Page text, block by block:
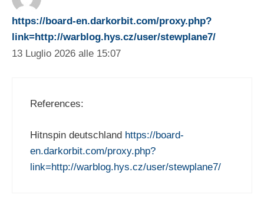
https://board-en.darkorbit.com/proxy.php?
link=http://warblog.hys.cz/user/stewplane7/
13 Luglio 2026 alle 15:07
References:
Hitnspin deutschland https://board-
en.darkorbit.com/proxy.php?
link=http://warblog.hys.cz/user/stewplane7/